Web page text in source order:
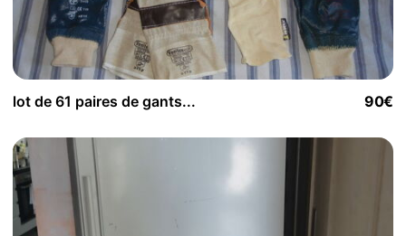
lot de 61 paires de gants... 90€